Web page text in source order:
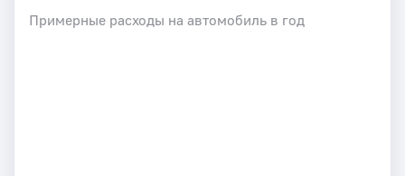
Примерные расходы на автомобиль в год